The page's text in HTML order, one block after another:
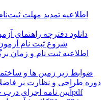
اطلاعیه تمدید مهلت
دانلود دفترچه راهنمای
شروع ثبت نام آزمون
اطلاعیه ثبت نام و زمان
ضوابط زیر زمین ها و
دوره طراحی و نظارت بر
آیین نامه اجرای درب خروج آتش نشانی و دوربند+فایلpdf